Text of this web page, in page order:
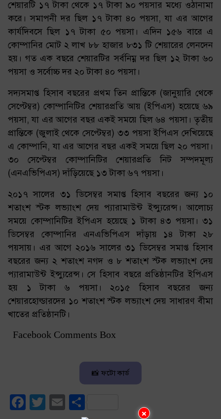
×
শেয়ারটি ১৭ টাকা থেকে ১৭ টাকা ৯০ পয়সার মধ্যে ওঠানামা
করে। সমাপনী দর ছিল ১৭ টাকা ৪০ পয়সা, যা এর আগের
কার্যদিবসে ছিল ১৭ টাকা ৫০ পয়সা। এদিন ১৫৬ বারে এ
কোম্পানির মোট ২ লাখ ৮৮ হাজার ৮৩১ টি শেয়ারের লেনদেন
হয়। গত এক বছরে শেয়ারটির সর্বনিম্ন দর ছিল ১২ টাকা ৬০
পয়সা ও সর্বোচ্চ দর ২০ টাকা ৪০ পয়সা।
সদ্যসমাপ্ত হিসাব বছরের প্রথম তিন প্রান্তিকে (জানুয়ারি থেকে
সেপ্টেম্বর) কোম্পানিটির শেয়ারপ্রতি আয় (ইপিএস) হয়েছে ৬৯
পয়সা, যা এর আগের বছর একই সময়ে ছিল ৬৪ পয়সা। তৃতীয়
প্রান্তিকে (জুলাই থেকে সেপ্টেম্বর) ৩৩ পয়সা ইপিএস দেখিয়েছে
এ কোম্পানি, যা এর আগের বছর একই সময়ে ছিল ২০ পয়সা।
৩০ সেপ্টেম্বর কোম্পানিটির শেয়ারপ্রতি নিট সম্পদমূল্য
(এনএভিপিএস) দাঁড়িয়েছে ১৩ টাকা ৬৭ পয়সা।
২০১৭ সালের ৩১ ডিসেম্বর সমাপ্ত হিসাব বছরের জন্য ১০
শতাংশ স্টক লভ্যাংশ দেয় প্যারামাউন্ট ইন্স্যুরেন্স। আলোচ্য
সময়ে কোম্পানিটির ইপিএস হয়েছে ১ টাকা ৪৩ পয়সা। ৩১
ডিসেম্বর কোম্পানির এনএভিপিএস দাঁড়ায় ১৪ টাকা ২৮
পয়সায়। এর আগে ২০১৬ সালের ৩১ ডিসেম্বর সমাপ্ত হিসাব
বছরের জন্য ২ শতাংশ নগদ ও ৮ শতাংশ স্টক লভ্যাংশ দেয়
প্যারামাউন্ট ইন্স্যুরেন্স। সে হিসাব বছরে প্রতিষ্ঠানটির ইপিএস
হয় ১ টাকা ৬ পয়সা। ২০১৫ হিসাব বছরের জন্য
শেয়ারহোল্ডারদের ১০ শতাংশ স্টক লভ্যাংশ দেয় সাধারণ বীমা
খাতের প্রতিষ্ঠানটি।
Facebook Comments Box
📸 ফটো কার্ড
Facebook
TwitterEmail